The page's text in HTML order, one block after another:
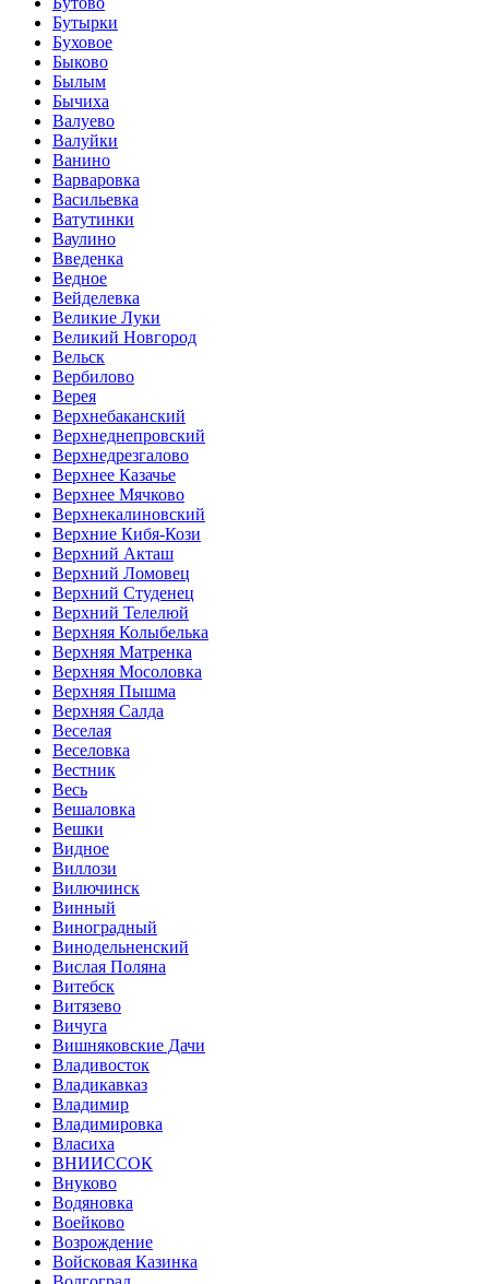
Бутырки
Буховое
Быково
Былым
Бычиха
Валуево
Валуйки
Ванино
Варваровка
Васильевка
Ватутинки
Ваулино
Введенка
Ведное
Вейделевка
Великие Луки
Великий Новгород
Вельск
Вербилово
Верея
Верхнебаканский
Верхнеднепровский
Верхнедрезгалово
Верхнее Казачье
Верхнее Мячково
Верхнекалиновский
Верхние Кибя-Кози
Верхний Акташ
Верхний Ломовец
Верхний Студенец
Верхний Телелюй
Верхняя Колыбелька
Верхняя Матренка
Верхняя Мосоловка
Верхняя Пышма
Верхняя Салда
Веселая
Веселовка
Вестник
Весь
Вешаловка
Вешки
Видное
Виллози
Вилючинск
Винный
Виноградный
Винодельненский
Вислая Поляна
Витебск
Витязево
Вичуга
Вишняковские Дачи
Владивосток
Владикавказ
Владимир
Владимировка
Власиха
ВНИИССОК
Внуково
Водяновка
Воейково
Возрождение
Войсковая Казинка